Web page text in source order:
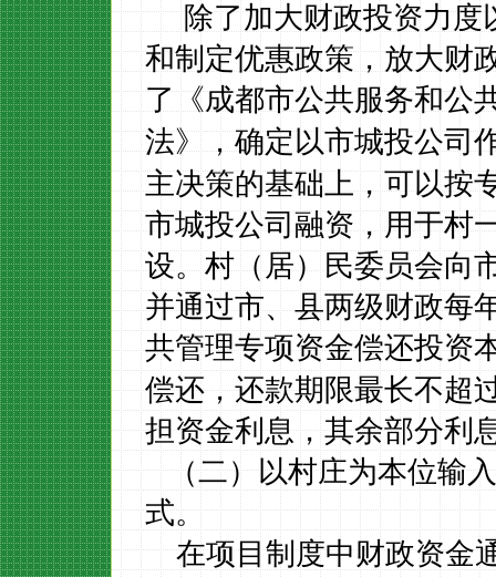
除了加大财政投资力
和制定优惠政策，放大财
了《成都市公共服务和公
法》，确定以市城投公司
主决策的基础上，可以按
市城投公司融资，用于村
设。村（居）民委员会向
并通过市、县两级财政每
共管理专项资金偿还投资
偿还，还款期限最长不超
担资金利息，其余部分利
（二）以村庄为本位输
式。
在项目制度中财政资金